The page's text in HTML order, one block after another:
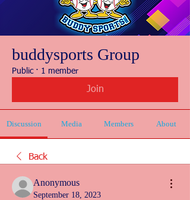
buddysports Group
Public · 1 member
Join
Discussion Media Members About
Back
Anonymous
September 18, 2023